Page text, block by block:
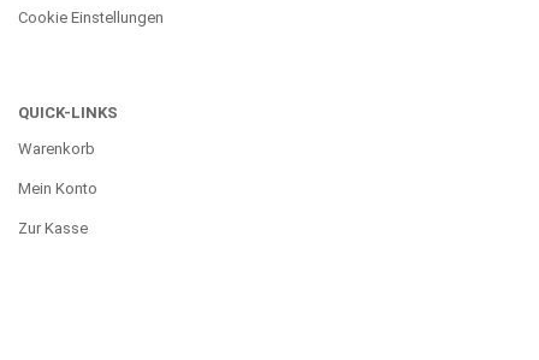
Cookie Einstellungen
QUICK-LINKS
Warenkorb
Mein Konto
Zur Kasse